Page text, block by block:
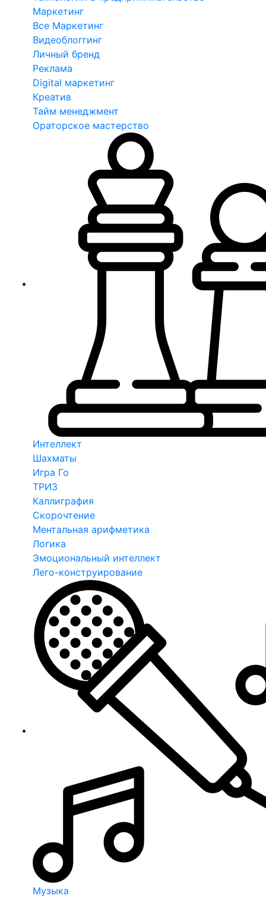
Маркетинг
Все Маркетинг
Видеоблоггинг
Личный бренд
Реклама
Digital маркетинг
Креатив
Тайм менеджмент
Ораторское мастерство
Интеллект
Шахматы
Игра Го
ТРИЗ
Каллиграфия
Скорочтение
Ментальная арифметика
Логика
Эмоциональный интеллект
Лего-конструирование
Музыка